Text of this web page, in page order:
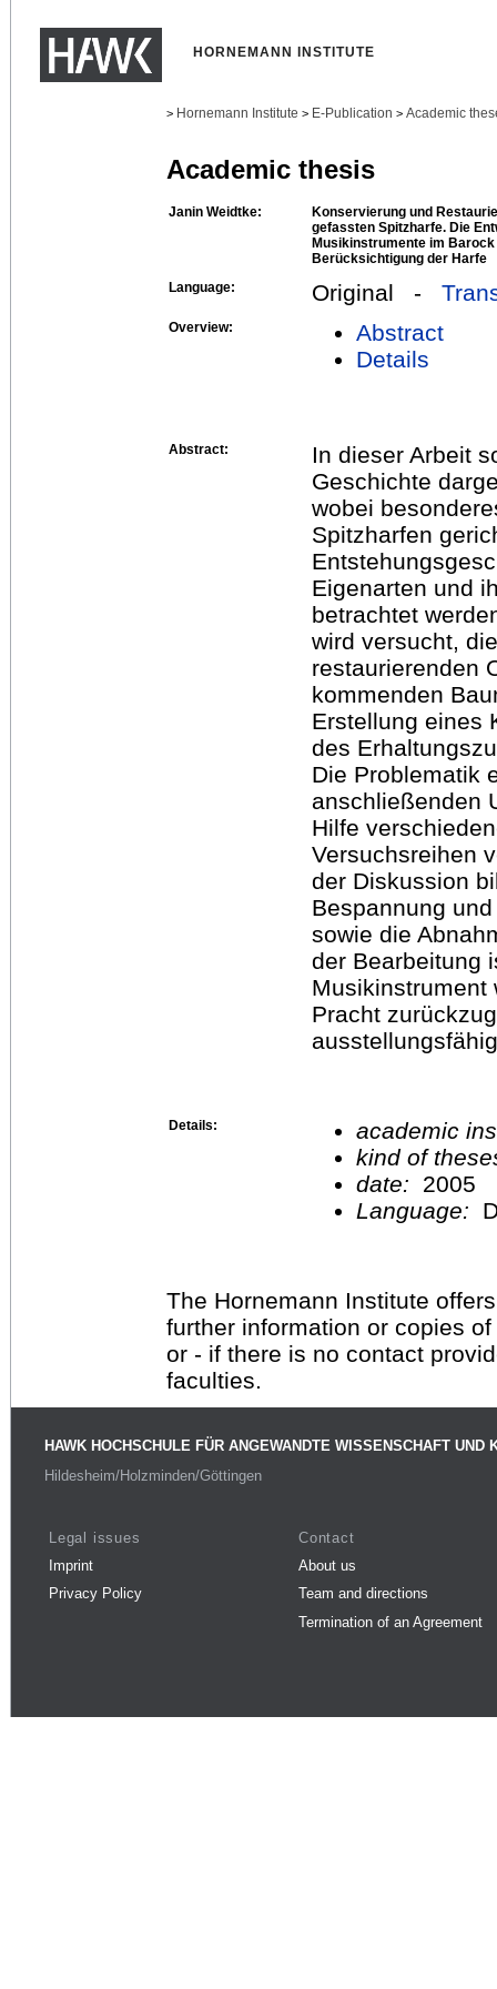
HORNEMANN INSTITUTE
> Hornemann Institute > E-Publication > Academic
Academic thesis
Janin Weidtke:
Konservierung und
gefassten Spitzharfe. Die
Musikinstrumente im
Berücksichtigung der Harfe
Language:
Original -
Overview:
Abstract
Details
Abstract:
In dieser Arbeit
Geschichte
wobei
Spitzharfen
Eigenarten und
betrachtet
wird versucht,
restaurierenden
kommenden
Erstellung eines
des
Die Problematik
anschließenden
Hilfe
Versuchsreihen
der Diskussion
Bespannung
sowie die
der Bearbeitung
Musikinstrument
Pracht
Details:
academic
kind of
date:
2005
Language:
The Hornemann Institute
further information or copies
or - if there is no contact
faculties.
HAWK HOCHSCHULE FÜR ANGEWANDTE WISSENSCHAFT UND
Hildesheim/Holzminden/Göttingen
Legal issues
Imprint
Privacy Policy
Contact
About us
Team and directions
Termination of an Agreement